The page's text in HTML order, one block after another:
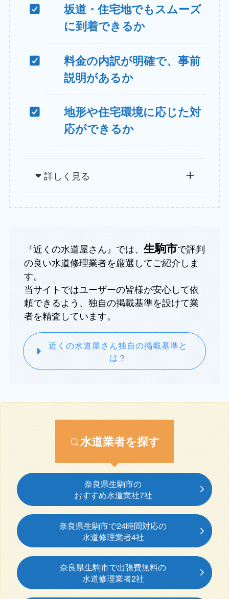
坂道・住宅地でもスムーズ
に到着できるか
料金の内訳が明確で、事前
説明があるか
地形や住宅環境に応じた対
応ができるか
詳しく見る
『近くの水道屋さん』では、生駒市で評判
の良い水道修理業者を厳選してご紹介しま
す。
当サイトではユーザーの皆様が安心して依
頼できるよう、独自の掲載基準を設けて業
者を精査しています。
近くの水道屋さん独自の掲載基準と
は？
水道業者を探す
奈良県生駒市の
おすすめ水道業社7社
奈良県生駒市で24時間対応の
水道修理業者4社
奈良県生駒市で出張費無料の
水道修理業者2社